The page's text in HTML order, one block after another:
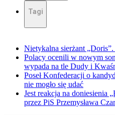
Tagi
Nietykalna sierżant
Polacy ocenili w nowym
wypada na tle Dudy i
Poseł Konfederacji o
nie mogło się udać
Jest reakcja na doniesienia
przez PiS Przemysława